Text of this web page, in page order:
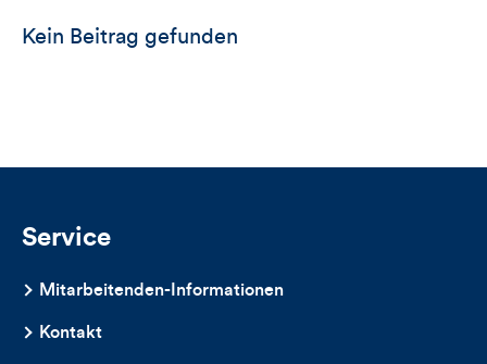
Kein Beitrag gefunden
Service
Mitarbeitenden-Informationen
Kontakt